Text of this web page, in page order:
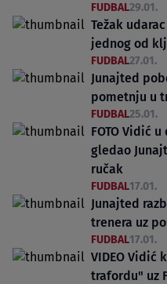
FUDBAL29.01.
Težak
jednog od
FUDBAL27.01.
Junajted
pometnju u
FUDBAL25.01.
FOTO Vidić
gledao
ručak
FUDBAL17.01.
Junajted
trenera uz
FUDBAL17.01.
VIDEO Vidić
trafordu" uz